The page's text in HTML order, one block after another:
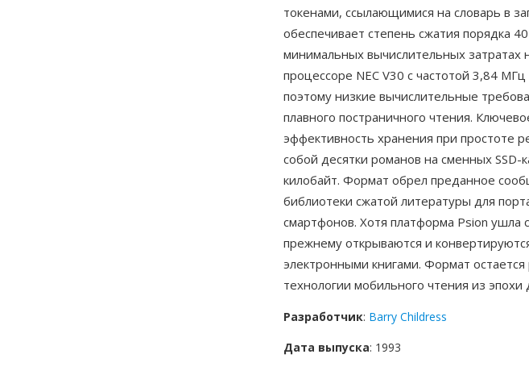
токенами, ссылающимися на словарь в
обеспечивает степень сжатия порядка
минимальных вычислительных затратах
процессоре NEC V30 с частотой 3,84
поэтому низкие вычислительные
плавного постраничного чтения.
эффективность хранения при простоте
собой десятки романов на сменных SSD-
килобайт. Формат обрел преданное
библиотеки сжатой литературы для
смартфонов. Хотя платформа Psion ушла
прежнему открываются и
электронными книгами. Формат
технологии мобильного чтения из
Разработчик: Barry Childress
Дата выпуска: 1993